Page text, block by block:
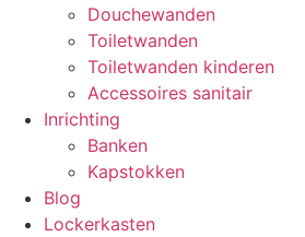
Douchewanden
Toiletwanden
Toiletwanden kinderen
Accessoires sanitair
Inrichting
Banken
Kapstokken
Blog
Lockerkasten